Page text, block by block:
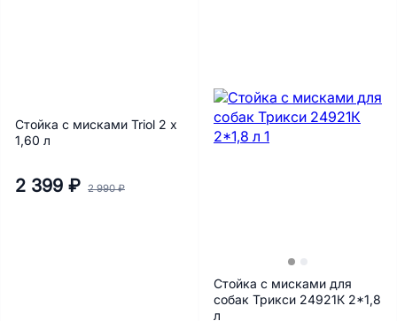
Стойка с мисками Triol 2 х
1,60 л
2 399 ₽ 2 990 ₽
Стойка с мисками для
собак Трикси 24921К 2*1,8
л